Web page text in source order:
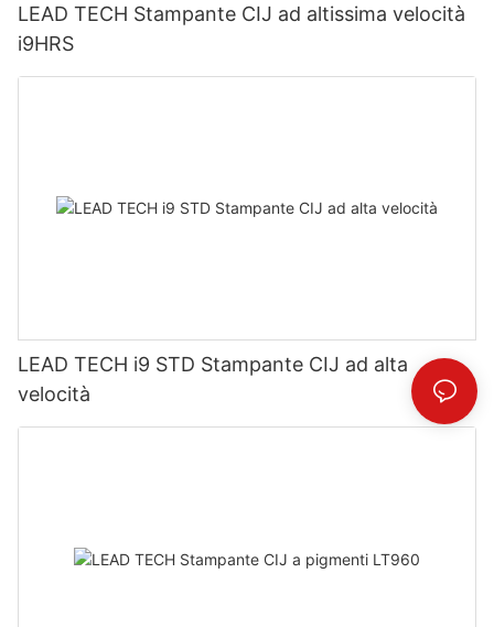
LEAD TECH Stampante CIJ ad altissima velocità
i9HRS
LEAD TECH i9 STD Stampante CIJ ad alta
velocità